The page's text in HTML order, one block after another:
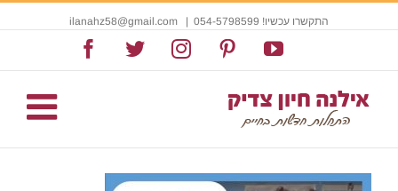
התקשרו עכשיו! 054-5798599 |
YouTube
Pinterest
Instagram
Twitter